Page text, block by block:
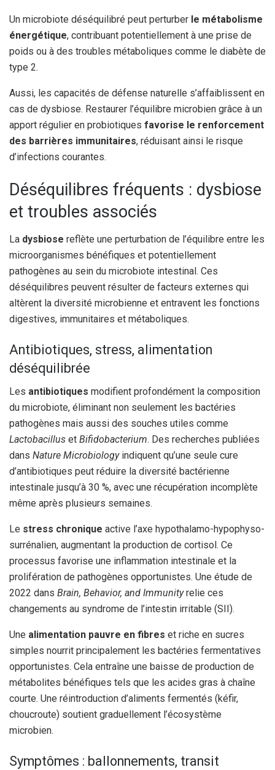
Un microbiote déséquilibré peut perturber le métabolisme
énergétique, contribuant potentiellement à une prise de
poids ou à des troubles métaboliques comme le diabète de
type 2.
Aussi, les capacités de défense naturelle s’affaiblissent en
cas de dysbiose. Restaurer l’équilibre microbien grâce à un
apport régulier en probiotiques favorise le renforcement
des barrières immunitaires, réduisant ainsi le risque
d’infections courantes.
Déséquilibres fréquents : dysbiose
et troubles associés
La dysbiose reflète une perturbation de l’équilibre entre les
microorganismes bénéfiques et potentiellement
pathogènes au sein du microbiote intestinal. Ces
déséquilibres peuvent résulter de facteurs externes qui
altèrent la diversité microbienne et entravent les fonctions
digestives, immunitaires et métaboliques.
Antibiotiques, stress, alimentation
déséquilibrée
Les antibiotiques modifient profondément la composition
du microbiote, éliminant non seulement les bactéries
pathogènes mais aussi des souches utiles comme
Lactobacillus et Bifidobacterium. Des recherches publiées
dans Nature Microbiologyindiquent qu’une seule cure
d’antibiotiques peut réduire la diversité bactérienne
intestinale jusqu’à 30 %, avec une récupération incomplète
même après plusieurs semaines.
Le stress chronique active l’axe hypothalamo-hypophyso-
surrénalien, augmentant la production de cortisol. Ce
processus favorise une inflammation intestinale et la
prolifération de pathogènes opportunistes. Une étude de
2022 dans Brain, Behavior, and Immunityrelie ces
changements au syndrome de l’intestin irritable (SII).
Une alimentation pauvre en fibres et riche en sucres
simples nourrit principalement les bactéries fermentatives
opportunistes. Cela entraîne une baisse de production de
métabolites bénéfiques tels que les acides gras à chaîne
courte. Une réintroduction d’aliments fermentés (kéfir,
choucroute) soutient graduellement l’écosystème
microbien.
Symptômes : ballonnements, transit